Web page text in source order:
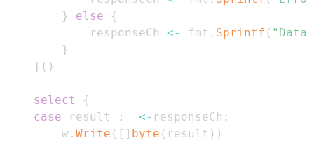
}
else
{
			responseCh
<- fmt . Sprintf (
}
} ( )
select
{
case result := <- responseCh :
		w
. Write ( [ ] byte ( result ) )